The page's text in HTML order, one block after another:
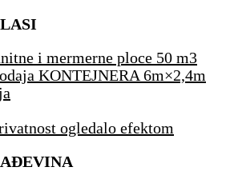
i mermerne ploce 50 m3
KONTEJNERA 6m×2,4m
ogledalo efektom